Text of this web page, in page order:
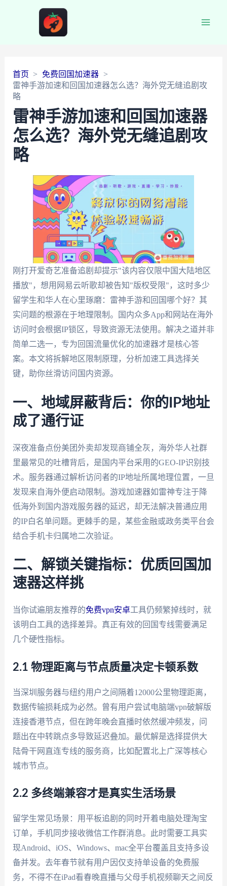
首页
免费回国加速器
雷神手游加速和回国加速器怎么选？海外党无缝追剧攻
略
雷神手游加速和回国加速器
怎么选？海外党无缝追剧攻
略
刚打开爱奇艺准备追剧却提示"该内容仅限中国大陆地区
播放"，想用网易云听歌却被告知"版权受限"，这时多少
留学生和华人在心里琢磨：雷神手游和回国哪个好？其
实问题的根源在于地理限制。国内众多App和网站在海外
访问时会根据IP锁区，导致资源无法使用。解决之道并非
简单二选一，专为回国流量优化的加速器才是核心答
案。本文将拆解地区限制原理，分析加速工具选择关
键，助你丝滑访问国内资源。
一、地域屏蔽背后：你的IP地址
成了通行证
深夜准备点份美团外卖却发现商铺全灰，海外华人社群
里最常见的吐槽背后，是国内平台采用的GEO-IP识别技
术。服务器通过解析访问者的IP地址所属地理位置，一旦
发现来自海外便启动限制。游戏加速器如雷神专注于降
低海外到国内游戏服务器的延迟，却无法解决普通应用
的IP白名单问题。更棘手的是，某些金融或政务类平台会
结合手机卡归属地二次验证。
二、解锁关键指标：优质回国加
速器这样挑
当你试遍朋友推荐的免费vpn安卓工具仍频繁掉线时，就
该明白工具的选择差异。真正有效的回国专线需要满足
几个硬性指标。
2.1 物理距离与节点质量决定卡顿系数
当深圳服务器与纽约用户之间隔着12000公里物理距离，
数据传输损耗成为必然。曾有用户尝试电脑端vpn破解版
连接香港节点，但在跨年晚会直播时依然缓冲频发，问
题出在中转跳点多导致延迟叠加。最优解是选择提供大
陆骨干网直连专线的服务商，比如配置北上广深等核心
城市节点。
2.2 多终端兼容才是真实生活场景
留学生常见场景：用平板追剧的同时开着电脑处理淘宝
订单，手机同步接收微信工作群消息。此时需要工具实
现Android、iOS、Windows、mac全平台覆盖且支持多设
备并发。去年春节就有用户因仅支持单设备的免费服
务，不得不在iPad看春晚直播与父母手机视频聊天之间反